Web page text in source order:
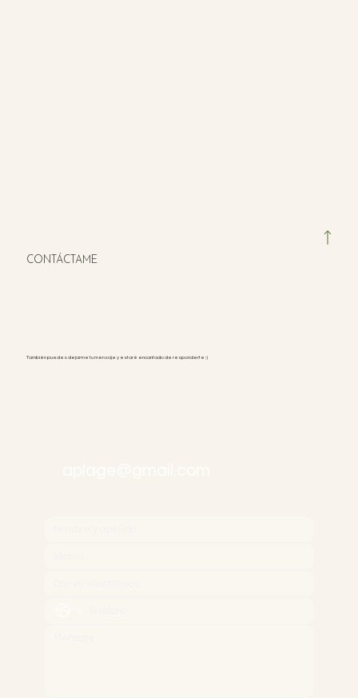
CONTÁCTAME
También puedes dejarme tu mensaje y estaré encantado de responderte :)